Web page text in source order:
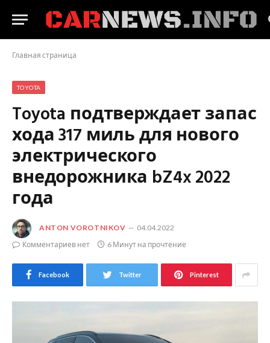
Главная страница
TOYOTA
Toyota подтверждает запас
хода 317 миль для нового
электрического
внедорожника bZ4x 2022
года
ANTON VOROTNIKOV
04.04.2022
Комментариев нет
6 Минут на прочтение
Facebook Twitter Pinterest